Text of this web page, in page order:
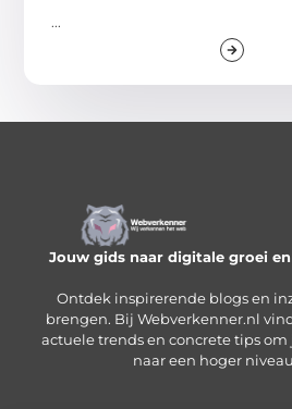
...
Jouw gids naar digitale groei
Ontdek inspirerende blogs en
brengen. Bij Webverkenner.nl
actuele trends en concrete tips
naar een hoger